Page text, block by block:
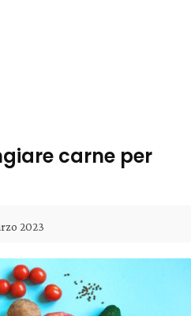
carne per
2023